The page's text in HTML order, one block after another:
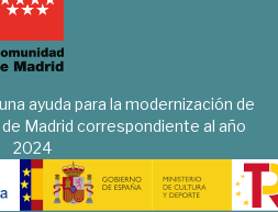
ayuda para la modernización de
Madrid correspondiente al año
2024